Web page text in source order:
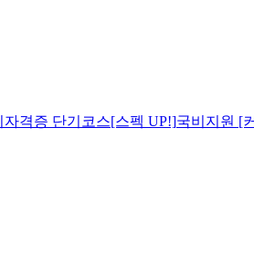
자격증 단기코스[스펙 UP!]국비지원 [